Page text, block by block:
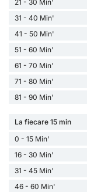
21 - 30 Min'
31 - 40 Min'
41 - 50 Min'
51 - 60 Min'
61 - 70 Min'
71 - 80 Min'
81 - 90 Min'
La fiecare 15 min
0 - 15 Min'
16 - 30 Min'
31 - 45 Min'
46 - 60 Min'